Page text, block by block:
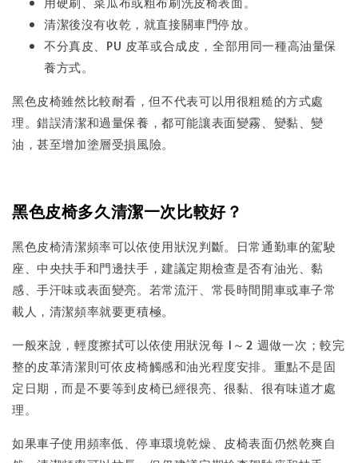
清潔後沒有收乾，就直接關車門停放。
不分真皮、PU 皮革或合成皮，全部用同一種高油量保
養方式。
黑色皮椅雖然比較耐看，但不代表可以用很粗糙的方式處
理。錯誤清潔和過量保養，都可能讓表面變霧、變黏、變
油，甚至增加塗層受損風險。
黑色皮椅多久清潔一次比較好？
黑色皮椅清潔頻率可以依使用狀況判斷。日常通勤車的駕駛
座、中央扶手和門邊扶手，建議定期檢查是否有油光、黏
感、手汗味或表面變亮。若常流汗、常長時間開車或車子常
載人，清潔頻率就要更積極。
一般來說，輕度擦拭可以依使用狀況每 1～2 週做一次；較完
整的皮革清潔則可依皮椅觸感和油光程度安排。重點不是固
定日期，而是不要等到皮椅已經很亮、很黏、很有味道才處
理。
如果車子使用頻率低、停車環境乾燥、皮椅表面仍然乾爽自